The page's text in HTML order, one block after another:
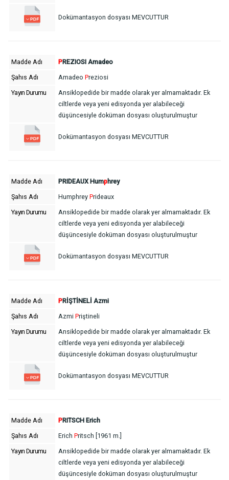
Dokümantasyon dosyası MEVCUTTUR
Madde Adı PREZIOSI Amadeo
Şahıs Adı
Amadeo Preziosi
Yayın Durumu
Ansiklopedide bir madde olarak yer almamaktadır. Ek
ciltlerde veya yeni edisyonda yer alabileceği
düşüncesiyle doküman dosyası oluşturulmuştur
Dokümantasyon dosyası MEVCUTTUR
Madde Adı PRIDEAUX Humphrey
Şahıs Adı
Humphrey Prideaux
Yayın Durumu
Ansiklopedide bir madde olarak yer almamaktadır. Ek
ciltlerde veya yeni edisyonda yer alabileceği
düşüncesiyle doküman dosyası oluşturulmuştur
Dokümantasyon dosyası MEVCUTTUR
Madde Adı PRİŞTİNELİ Azmi
Şahıs Adı
Azmi Priştineli
Yayın Durumu
Ansiklopedide bir madde olarak yer almamaktadır. Ek
ciltlerde veya yeni edisyonda yer alabileceği
düşüncesiyle doküman dosyası oluşturulmuştur
Dokümantasyon dosyası MEVCUTTUR
Madde Adı PRITSCH Erich
Şahıs Adı
Erich Pritsch [1961 m.]
Yayın Durumu
Ansiklopedide bir madde olarak yer almamaktadır. Ek
ciltlerde veya yeni edisyonda yer alabileceği
düşüncesiyle doküman dosyası oluşturulmuştur